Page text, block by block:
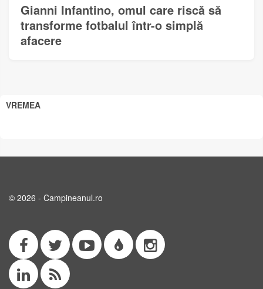
Gianni Infantino, omul care riscă să
transforme fotbalul într-o simplă
afacere
VREMEA
© 2026 - Campineanul.ro